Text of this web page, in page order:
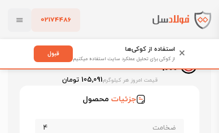
02174486
پاک کردن
فولادسل
ورق سیاه فابریک سبا st37 ضخامت 4 عرض
1000
قیمت امروز هر کیلوگرم105,091 تومان
جزئیات محصول
ضخامت
4
× استفاده از کوکی‌ها
از کوکی برای تحلیل عملکرد سایت استفاده میکنیم
قبول